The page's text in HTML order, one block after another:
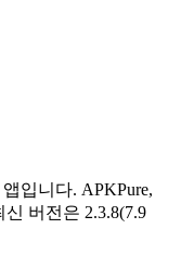
입니다. APKPure,
신 버전은 2.3.8(7.9